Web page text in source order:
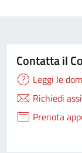
Contatta il
Leggi le
Richiedi
Prenota